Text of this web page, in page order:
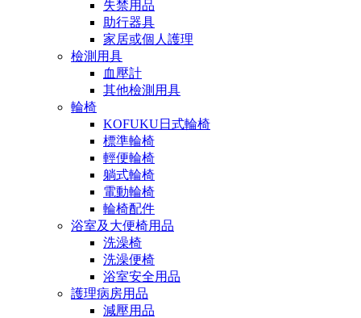
失禁用品
助行器具
家居或個人護理
檢測用具
血壓計
其他檢測用具
輪椅
KOFUKU日式輪椅
標準輪椅
輕便輪椅
躺式輪椅
電動輪椅
輪椅配件
浴室及大便椅用品
洗澡椅
洗澡便椅
浴室安全用品
護理病房用品
減壓用品